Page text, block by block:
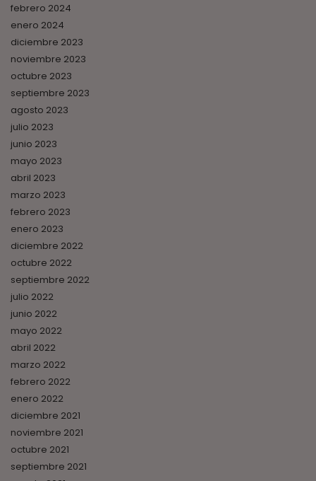
febrero 2024
enero 2024
diciembre 2023
noviembre 2023
octubre 2023
septiembre 2023
agosto 2023
julio 2023
junio 2023
mayo 2023
abril 2023
marzo 2023
febrero 2023
enero 2023
diciembre 2022
octubre 2022
septiembre 2022
julio 2022
junio 2022
mayo 2022
abril 2022
marzo 2022
febrero 2022
enero 2022
diciembre 2021
noviembre 2021
octubre 2021
septiembre 2021